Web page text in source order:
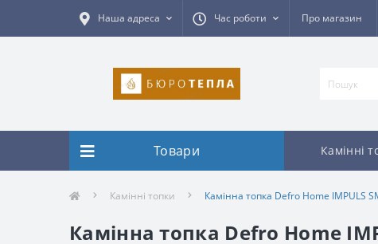
Наша адреса Час роботи Про магазин
Товари Камінні
Камінні топки Камінна топка Defro Home IMPULS
Камінна топка Defro Home